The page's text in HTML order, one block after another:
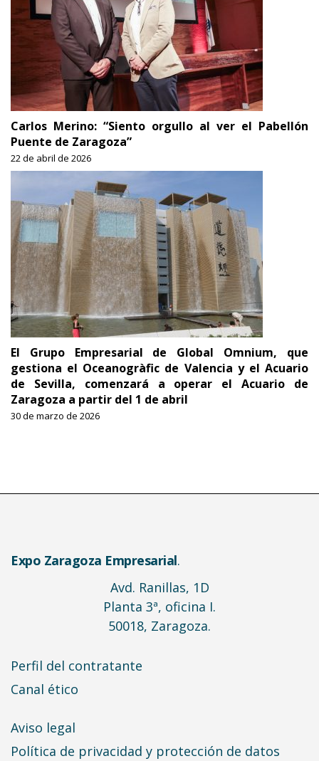
Carlos Merino: “Siento orgullo al ver el Pabellón
Puente de Zaragoza”
22 de abril de 2026
El Grupo Empresarial de Global Omnium, que
gestiona el Oceanogràfic de Valencia y el Acuario
de Sevilla, comenzará a operar el Acuario de
Zaragoza a partir del 1 de abril
30 de marzo de 2026
Expo Zaragoza Empresarial.
Avd. Ranillas, 1D
Planta 3ª, oficina I.
50018, Zaragoza.
Perfil del contratante
Canal ético
Aviso legal
Política de privacidad y protección de datos